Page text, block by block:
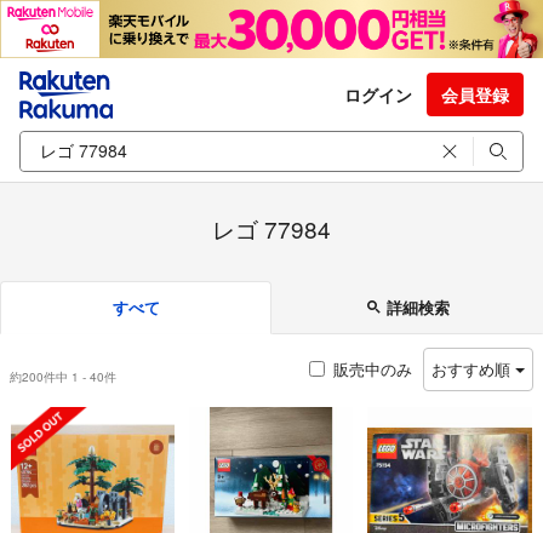
ログイン 会員登録
レゴ 77984
すべて 詳細検索
約200件中 1 - 40件 販売中のみ おすすめ順